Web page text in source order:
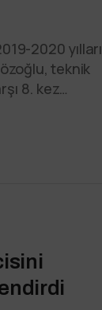
2020 yılları
teknik
8. kez…